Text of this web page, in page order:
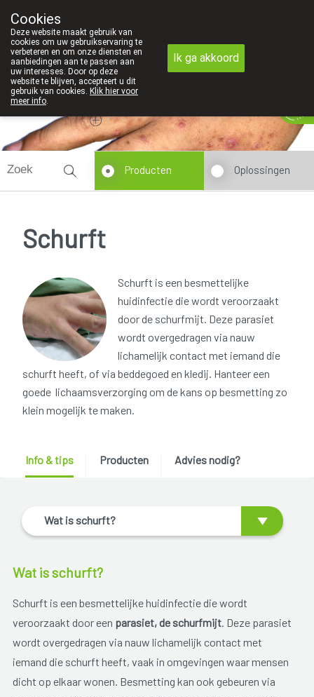
011/34 04 04
Vandaag gesloten
Producten Oplossingen
Schurft
Schurft is een besmettelijke
huidinfectie die wordt veroorzaakt
door de schurfmijt. Deze parasiet
wordt overgedragen via nauw
lichamelijk contact met iemand die
schurft heeft, of via beddegoed en kledij. Hanteer een
goede lichaamsverzorging om de kans op besmetting zo
klein mogelijk te maken.
Info & tips Producten Advies nodig?
Wat is schurft?
Wat is schurft?
Schurft is een besmettelijke huidinfectie die wordt
veroorzaakt door een parasiet, de schurfmijt. Deze parasiet
wordt overgedragen via nauw lichamelijk contact met
iemand die schurft heeft, vaak in omgevingen waar mensen
dicht op elkaar wonen. Besmetting kan ook gebeuren via
Cookies
Deze website maakt gebruik van
cookies om uw gebruikservaring te
verbeteren en om onze diensten en
aanbiedingen aan te passen aan
uw interesses. Door op deze
website te blijven, accepteert u dit
gebruik van cookies. Klik hier voor
meer info.
Ik ga akkoord